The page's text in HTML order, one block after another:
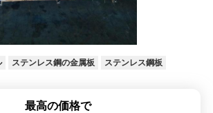
ステンレス鋼の金属板 ステンレス鋼板
最高の価格で